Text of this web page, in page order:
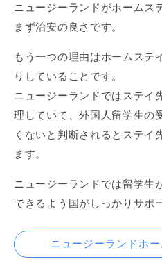
ニュージーランドがホームス
まず治安の良さです。
もう一つの理由はホームステ
りしていることです。
ニュージーランドではステイ
理していて、外国人留学生の
くないと判断されるとステイ
ます。
ニュージーランドでは留学生
できるよう国がしっかりサ
ニュージーランドホ